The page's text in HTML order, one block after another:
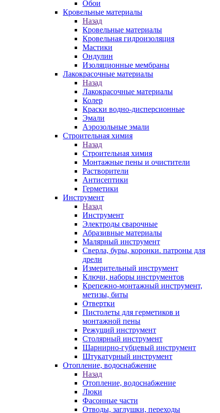
Обои
Кровельные материалы
Назад
Кровельные материалы
Кровельная гидроизоляция
Мастики
Ондулин
Изоляционные мембраны
Лакокрасочные материалы
Назад
Лакокрасочные материалы
Колер
Краски водно-дисперсионные
Эмали
Аэрозольные эмали
Строительная химия
Назад
Строительная химия
Монтажные пены и очистители
Растворители
Антисептики
Герметики
Инструмент
Назад
Инструмент
Электроды сварочные
Абразивные материалы
Малярный инструмент
Сверла, буры, коронки. патроны для
дрели
Измерительный инструмент
Ключи, наборы инструментов
Крепежно-монтажный инструмент,
метизы, биты
Отвертки
Пистолеты для герметиков и
монтажной пены
Режущий инструмент
Столярный инструмент
Шарнирно-губцевый инструмент
Штукатурный инструмент
Отопление, водоснабжение
Назад
Отопление, водоснабжение
Люки
Фасонные части
Отводы, заглушки, переходы